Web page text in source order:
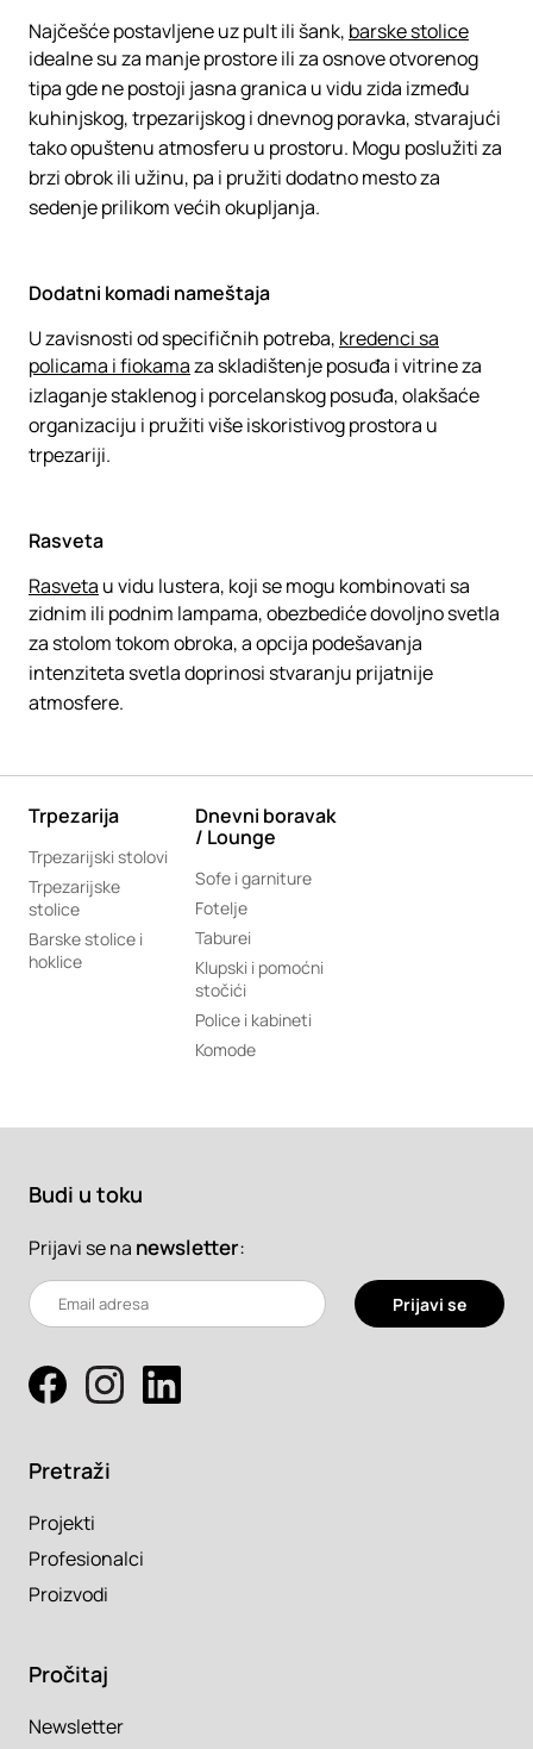
Najčešće postavljene uz pult ili šank, barske stolice
idealne su za manje prostore ili za osnove otvorenog
tipa gde ne postoji jasna granica u vidu zida između
kuhinjskog, trpezarijskog i dnevnog poravka, stvarajući
tako opuštenu atmosferu u prostoru. Mogu poslužiti za
brzi obrok ili užinu, pa i pružiti dodatno mesto za
sedenje prilikom većih okupljanja.
Dodatni komadi nameštaja
U zavisnosti od specifičnih potreba, ​​ kredenci sa
policama i fiokamaza skladištenje posuđa i vitrine za
izlaganje staklenog i porcelanskog posuđa, olakšaće
organizaciju i pružiti više iskoristivog prostora u
trpezariji.
Rasveta
Rasveta u vidu lustera, koji se mogu kombinovati sa
zidnim ili podnim lampama, obezbediće dovoljno svetla
za stolom tokom obroka, a opcija podešavanja
intenziteta svetla doprinosi stvaranju prijatnije
atmosfere.
Trpezarija
Trpezarijski stolovi
Trpezarijske
stolice
Barske stolice i
hoklice
Dnevni boravak
/ Lounge
Sofe i garniture
Fotelje
Taburei
Klupski i pomoćni
stočići
Police i kabineti
Komode
Budi u toku
Prijavi se na newsletter:
Prijavi se
Pretraži
Projekti
Profesionalci
Proizvodi
Pročitaj
Newsletter